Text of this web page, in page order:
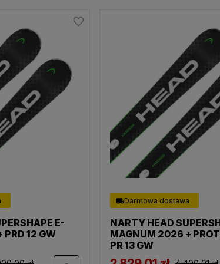
E-
12 GW
favorite_border
Darmowa dostawa
NARTY HEAD
MAGNUM 2026 +
PR 13 GW